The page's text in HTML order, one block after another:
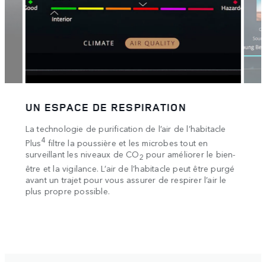
de l’air de l’habitacle
microbes tout en
pour améliorer le bien-
peut être purgé
de respirer l’air le
LES MAINS LIBRES
Toutes les informations d’un coup
bord virtuel de 12,3 pouces et
fournissent des informations dans le